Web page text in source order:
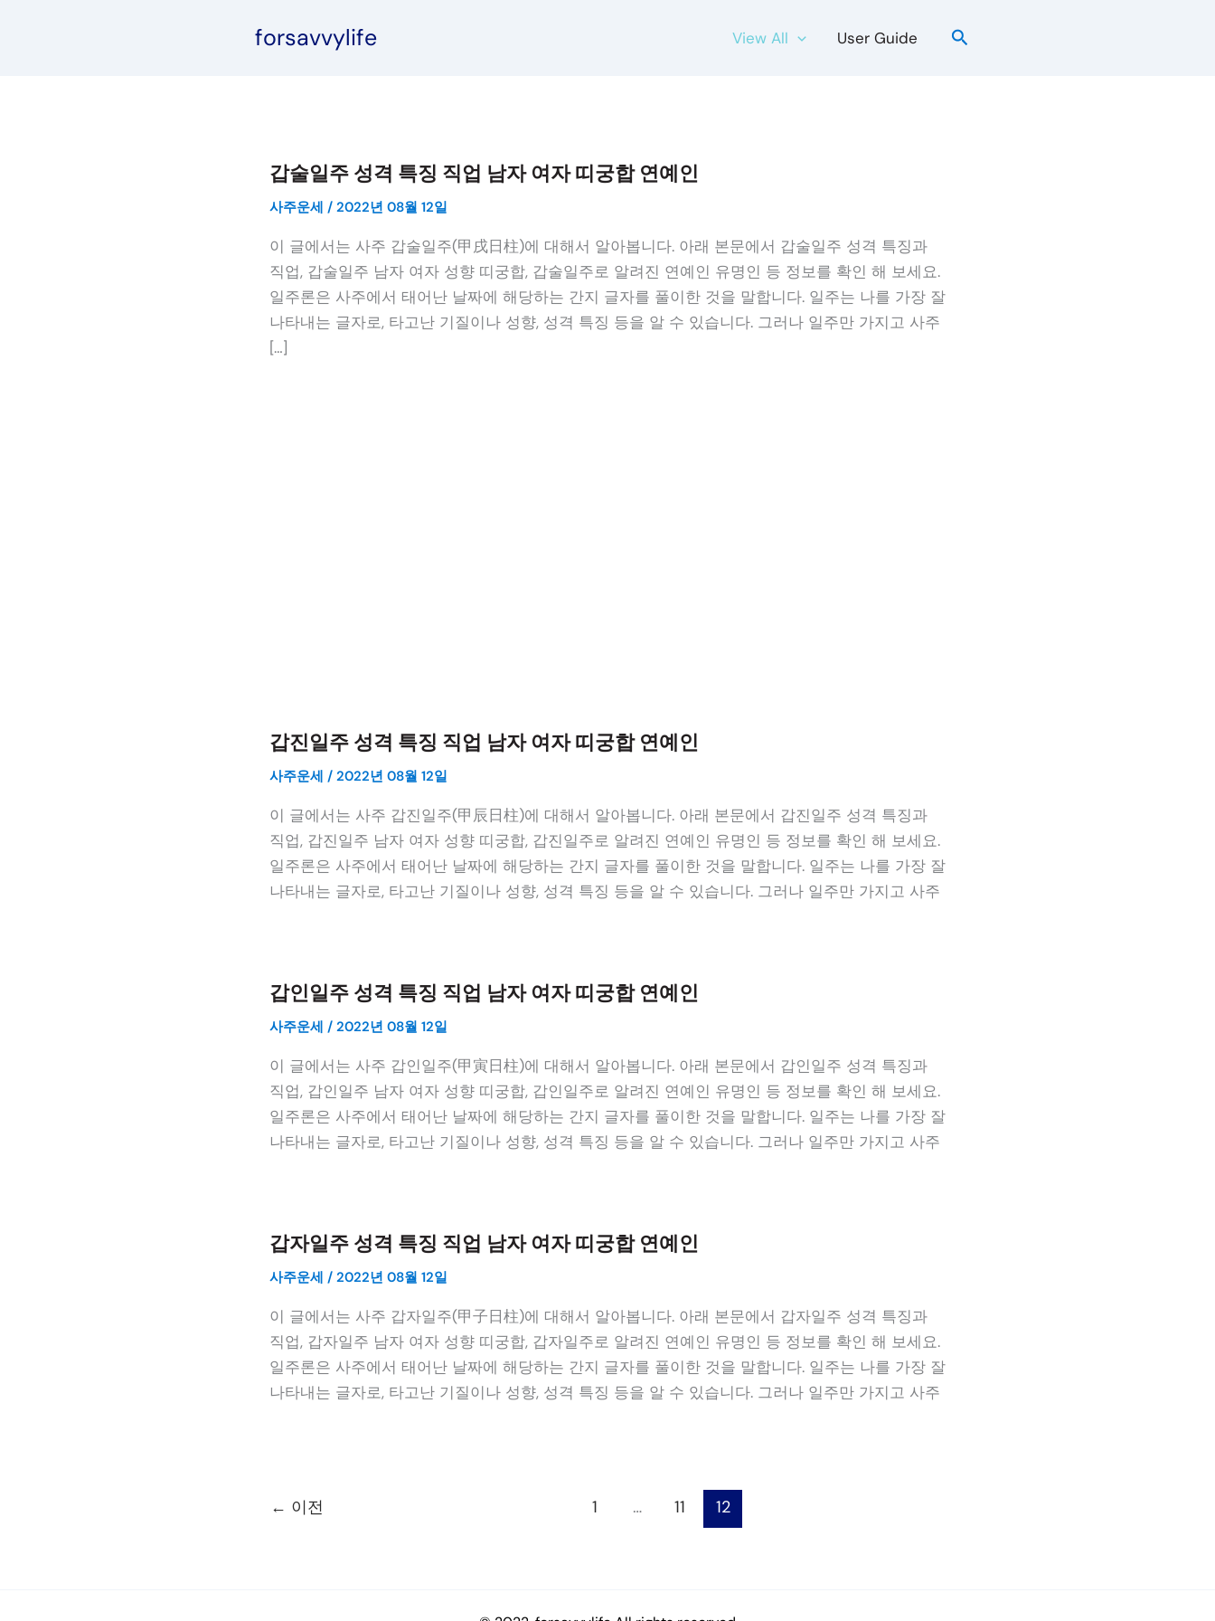
forsavvylife View All User Guide
검
갑술일주 성격 특징 직업 남자 여자 띠궁합 연예인
사주운세 / 2022년 08월 12일
이 글에서는 사주 갑술일주(甲戌日柱)에 대해서 알아봅니다. 아래 본문에서 갑술일주 성격 특징과
직업, 갑술일주 남자 여자 성향 띠궁합, 갑술일주로 알려진 연예인 유명인 등 정보를 확인 해 보세요.
일주론은 사주에서 태어난 날짜에 해당하는 간지 글자를 풀이한 것을 말합니다. 일주는 나를 가장 잘
나타내는 글자로, 타고난 기질이나 성향, 성격 특징 등을 알 수 있습니다. 그러나 일주만 가지고 사주
[…]
갑진일주 성격 특징 직업 남자 여자 띠궁합 연예인
사주운세 / 2022년 08월 12일
이 글에서는 사주 갑진일주(甲辰日柱)에 대해서 알아봅니다. 아래 본문에서 갑진일주 성격 특징과
직업, 갑진일주 남자 여자 성향 띠궁합, 갑진일주로 알려진 연예인 유명인 등 정보를 확인 해 보세요.
일주론은 사주에서 태어난 날짜에 해당하는 간지 글자를 풀이한 것을 말합니다. 일주는 나를 가장 잘
나타내는 글자로, 타고난 기질이나 성향, 성격 특징 등을 알 수 있습니다. 그러나 일주만 가지고 사주
갑인일주 성격 특징 직업 남자 여자 띠궁합 연예인
사주운세 / 2022년 08월 12일
이 글에서는 사주 갑인일주(甲寅日柱)에 대해서 알아봅니다. 아래 본문에서 갑인일주 성격 특징과
직업, 갑인일주 남자 여자 성향 띠궁합, 갑인일주로 알려진 연예인 유명인 등 정보를 확인 해 보세요.
일주론은 사주에서 태어난 날짜에 해당하는 간지 글자를 풀이한 것을 말합니다. 일주는 나를 가장 잘
나타내는 글자로, 타고난 기질이나 성향, 성격 특징 등을 알 수 있습니다. 그러나 일주만 가지고 사주
갑자일주 성격 특징 직업 남자 여자 띠궁합 연예인
사주운세 / 2022년 08월 12일
이 글에서는 사주 갑자일주(甲子日柱)에 대해서 알아봅니다. 아래 본문에서 갑자일주 성격 특징과
직업, 갑자일주 남자 여자 성향 띠궁합, 갑자일주로 알려진 연예인 유명인 등 정보를 확인 해 보세요.
일주론은 사주에서 태어난 날짜에 해당하는 간지 글자를 풀이한 것을 말합니다. 일주는 나를 가장 잘
나타내는 글자로, 타고난 기질이나 성향, 성격 특징 등을 알 수 있습니다. 그러나 일주만 가지고 사주
← 이전 1 … 11 12